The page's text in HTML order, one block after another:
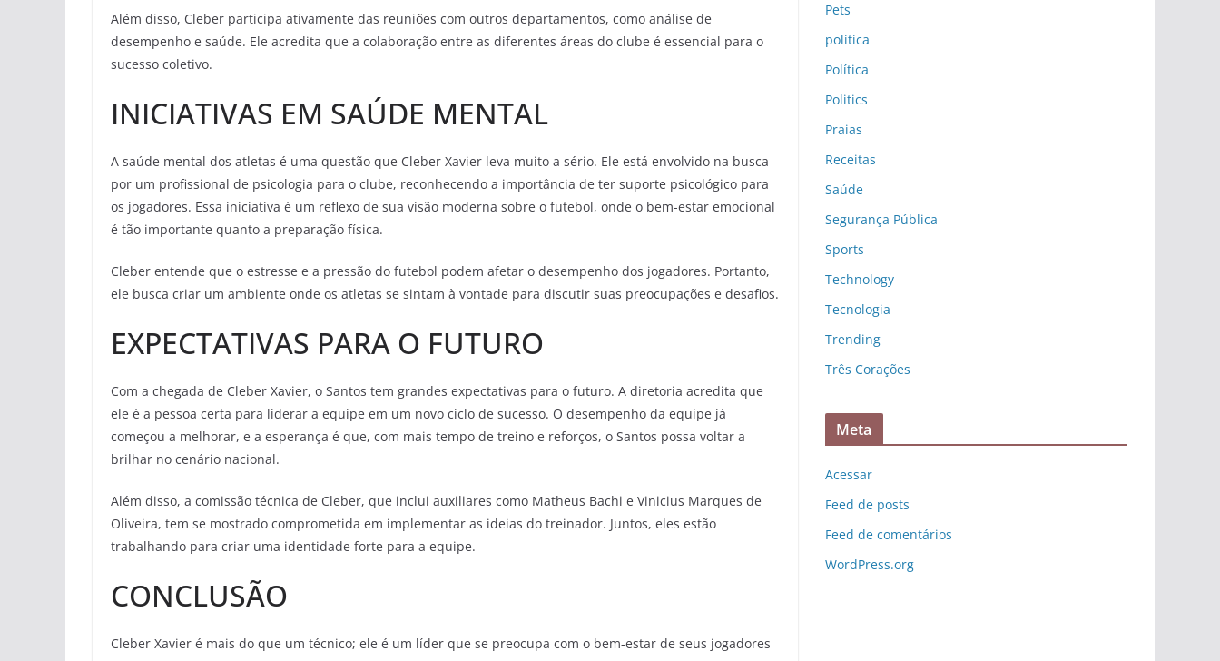
Além disso, Cleber participa ativamente das reuniões com outros departamentos, como análise de
desempenho e saúde. Ele acredita que a colaboração entre as diferentes áreas do clube é essencial para o
sucesso coletivo.
INICIATIVAS EM SAÚDE MENTAL
A saúde mental dos atletas é uma questão que Cleber Xavier leva muito a sério. Ele está envolvido na busca
por um profissional de psicologia para o clube, reconhecendo a importância de ter suporte psicológico para
os jogadores. Essa iniciativa é um reflexo de sua visão moderna sobre o futebol, onde o bem-estar emocional
é tão importante quanto a preparação física.
Cleber entende que o estresse e a pressão do futebol podem afetar o desempenho dos jogadores. Portanto,
ele busca criar um ambiente onde os atletas se sintam à vontade para discutir suas preocupações e desafios.
EXPECTATIVAS PARA O FUTURO
Com a chegada de Cleber Xavier, o Santos tem grandes expectativas para o futuro. A diretoria acredita que
ele é a pessoa certa para liderar a equipe em um novo ciclo de sucesso. O desempenho da equipe já
começou a melhorar, e a esperança é que, com mais tempo de treino e reforços, o Santos possa voltar a
brilhar no cenário nacional.
Além disso, a comissão técnica de Cleber, que inclui auxiliares como Matheus Bachi e Vinicius Marques de
Oliveira, tem se mostrado comprometida em implementar as ideias do treinador. Juntos, eles estão
trabalhando para criar uma identidade forte para a equipe.
CONCLUSÃO
Cleber Xavier é mais do que um técnico; ele é um líder que se preocupa com o bem-estar de seus jogadores
Pets
politica
Política
Politics
Praias
Receitas
Saúde
Segurança Pública
Sports
Technology
Tecnologia
Trending
Três Corações
Meta
Acessar
Feed de posts
Feed de comentários
WordPress.org